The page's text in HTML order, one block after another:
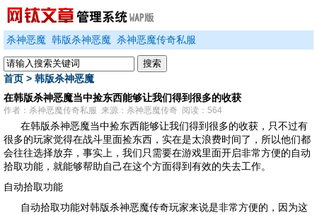
杀神恶魔 韩版杀神恶魔 杀神恶魔传奇私服
首页 > 韩版杀神恶魔
在韩版杀神恶魔当中捡东西能够让我们得到很多的收获
作者：杀神恶魔传奇私服 来源：杀神恶魔传奇 阅读：564
在韩版杀神恶魔当中捡东西能够让我们得到很多的收获，只不过有
很多的玩家觉得在战斗里面捡东西，实在是太浪费时间了，所以他们都
会往往选择放弃，事实上，我们只需要在游戏里面开启非常方便的自动
拾取功能，就能够帮助自己在这个方面得到有效的失去工作。
自动拾取功能
自动拾取功能对韩版杀神恶魔传奇玩家来说是非常方便的，因为这